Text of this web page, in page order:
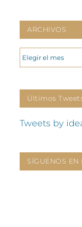
ARCHIVOS
ARCHIVOS
Últimos
Tweets by
SÍGUENOS